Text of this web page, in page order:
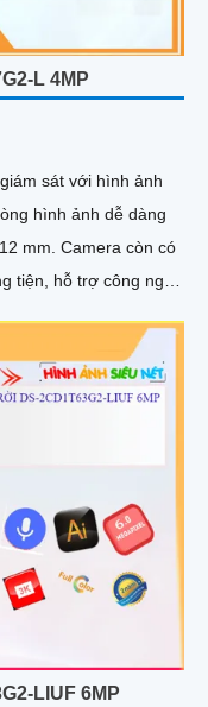
L 4MP
sát với hình ảnh
hình ảnh dễ dàng
còn có
tiện, hỗ trợ công nghệ
LIUF 6MP